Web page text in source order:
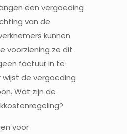
een vergoeding
van de
kunnen
voorziening ze dit
factuur in te
wijst de vergoeding
Wat zijn de
voor